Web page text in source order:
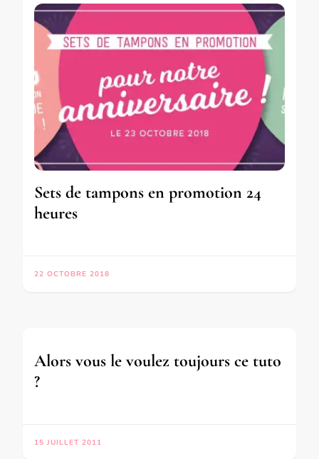
Sets de tampons en promotion 24
heures
22 OCTOBRE 2018
Alors vous le voulez toujours ce tuto
?
15 JUILLET 2011